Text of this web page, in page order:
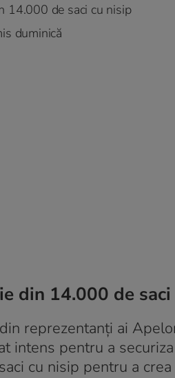
14.000 de saci cu nisip
duminică
din 14.000 de
reprezentanţi ai
intens pentru a
cu nisip pentru a